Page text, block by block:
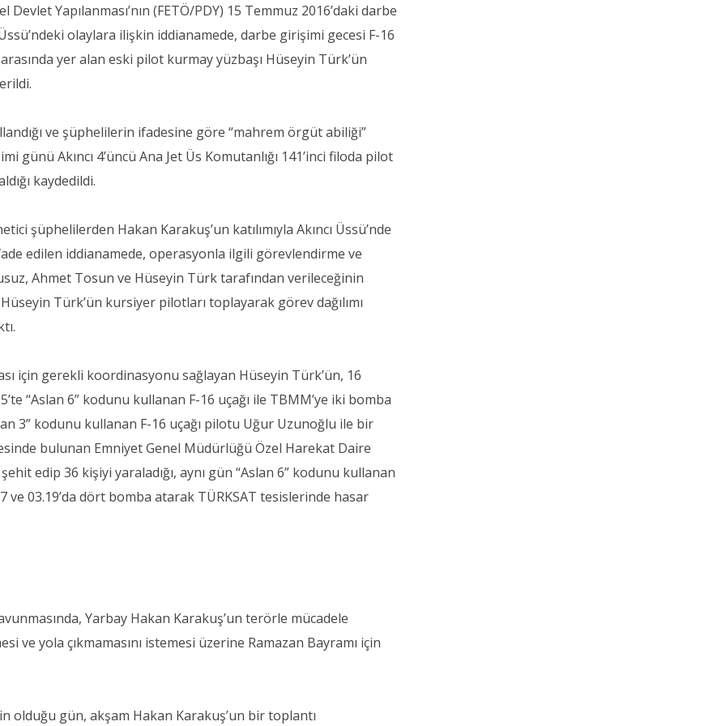
Yapılanması’nın (FETÖ/PDY) 15 Temmuz 2016’daki darbe
Üssü’ndeki olaylara ilişkin iddianamede, darbe girişimi gecesi F-16
yer alan eski pilot kurmay yüzbaşı Hüseyin Türk’ün
ve şüphelilerin ifadesine göre “mahrem örgüt abiliği”
günü Akıncı 4’üncü Ana Jet Üs Komutanlığı 141’inci filoda pilot
kaydedildi.
şüphelilerden Hakan Karakuş’un katılımıyla Akıncı Üssü’nde
edilen iddianamede, operasyonla ilgili görevlendirme ve
Ahmet Tosun ve Hüseyin Türk tarafından verileceğinin
Türk’ün kursiyer pilotları toplayarak görev dağılımı
için gerekli koordinasyonu sağlayan Hüseyin Türk’ün, 16
“Aslan 6” kodunu kullanan F-16 uçağı ile TBMM’ye iki bomba
3” kodunu kullanan F-16 uçağı pilotu Uğur Uzunoğlu ile bir
bulunan Emniyet Genel Müdürlüğü Özel Harekat Daire
şehit edip 36 kişiyi yaraladığı, aynı gün “Aslan 6” kodunu kullanan
ve 03.19’da dört bomba atarak TÜRKSAT tesislerinde hasar
Yarbay Hakan Karakuş’un terörle mücadele
ve yola çıkmamasını istemesi üzerine Ramazan Bayramı için
olduğu gün, akşam Hakan Karakuş’un bir toplantı